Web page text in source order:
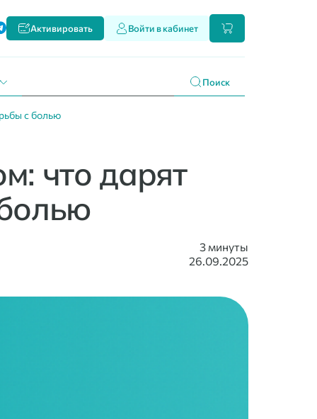
Активировать Войти в кабинет
продуктах
Поиск
с болью
что дарят
3 минуты
26.09.2025